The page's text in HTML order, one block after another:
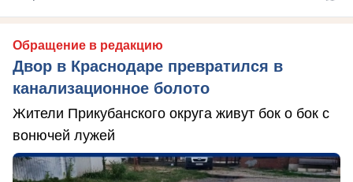
Обращение в редакцию
Двор в Краснодаре превратился в
канализационное болото
Жители Прикубанского округа живут бок о бок с
вонючей лужей